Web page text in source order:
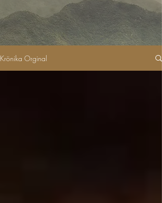
Krönika Orginal